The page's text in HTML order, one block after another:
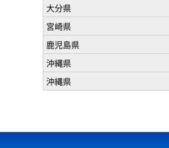
大分県
宮崎県
鹿児島県
沖縄県
沖縄県